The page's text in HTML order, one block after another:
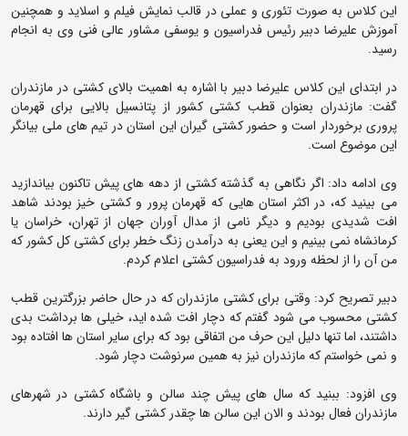
این کلاس به صورت تئوری و عملی در قالب نمایش فیلم و اسلاید و همچنین
آموزش علیرضا دبیر رئیس فدراسیون و یوسفی مشاور عالی فنی وی به انجام
رسید.
در ابتدای این کلاس علیرضا دبیر با اشاره به اهمیت بالای کشتی در مازندران
گفت: مازندران بعنوان قطب کشتی کشور از پتانسیل بالایی برای قهرمان
پروری برخوردار است و حضور کشتی گیران این استان در تیم های ملی بیانگر
این موضوع است.
وی ادامه داد: اگر نگاهی به گذشته کشتی از دهه های پیش تاکنون بیاندازید
می بینید که، در اکثر استان هایی که قهرمان پرور و کشتی خیز بودند شاهد
افت شدیدی بودیم و دیگر نامی از مدال آوران جهان از تهران، خراسان یا
کرمانشاه نمی بینیم و این یعنی به درآمدن زنگ خطر برای کشتی کل کشور که
من آن را از لحظه ورود به فدراسیون کشتی اعلام کردم.
دبیر تصریح کرد: وقتی برای کشتی مازندران که در حال حاضر بزرگترین قطب
کشتی محسوب می شود گفتم که دچار افت شده اید، خیلی ها برداشت بدی
داشتند، اما تنها دلیل این حرف من اتفاقی بود که برای سایر استان ها افتاده بود
و نمی خواستم که مازندران نیز به همین سرنوشت دچار شود.
وی افزود: ببنید که سال های پیش چند سالن و باشگاه کشتی در شهرهای
مازندران فعال بودند و الان این سالن ها چقدر کشتی گیر دارند.